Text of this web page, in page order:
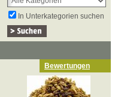
In Unterkategorien suchen
Bewertungen